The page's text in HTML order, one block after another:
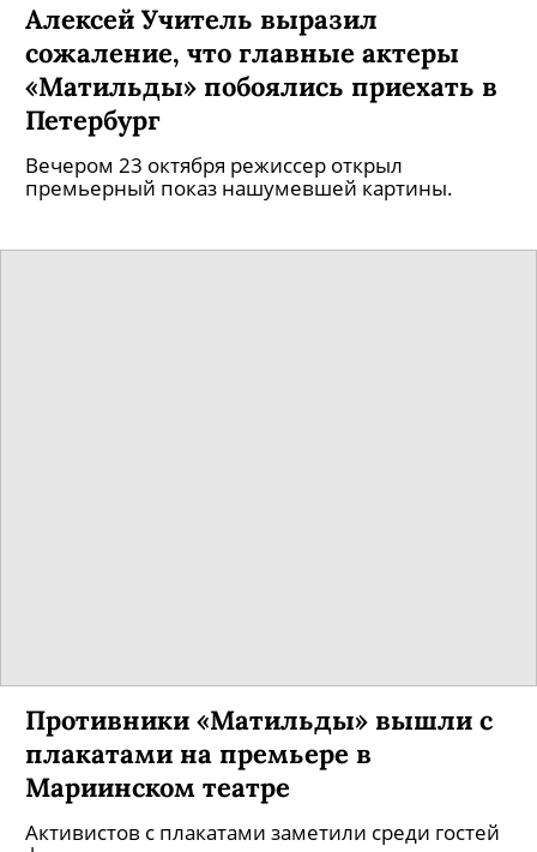
Алексей Учитель выразил
сожаление, что главные актеры
«Матильды» побоялись приехать в
Петербург
Вечером 23 октября режиссер открыл
премьерный показ нашумевшей картины.
Противники «Матильды» вышли с
плакатами на премьере в
Мариинском театре
Активистов с плакатами заметили среди гостей